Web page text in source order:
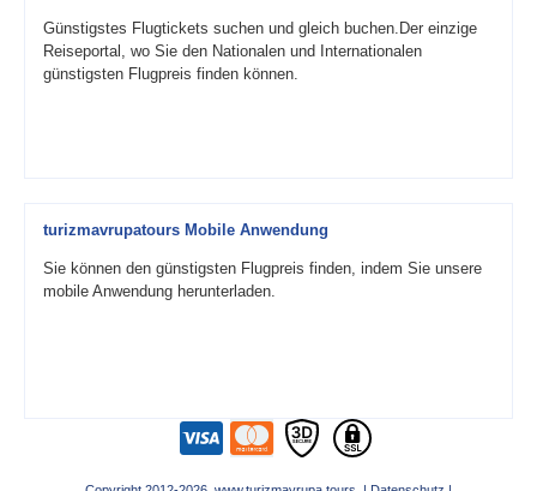
Günstigstes Flugtickets suchen und gleich buchen.Der einzige
Reiseportal, wo Sie den Nationalen und Internationalen
günstigsten Flugpreis finden können.
turizmavrupatours Mobile Anwendung
Sie können den günstigsten Flugpreis finden, indem Sie unsere
mobile Anwendung herunterladen.